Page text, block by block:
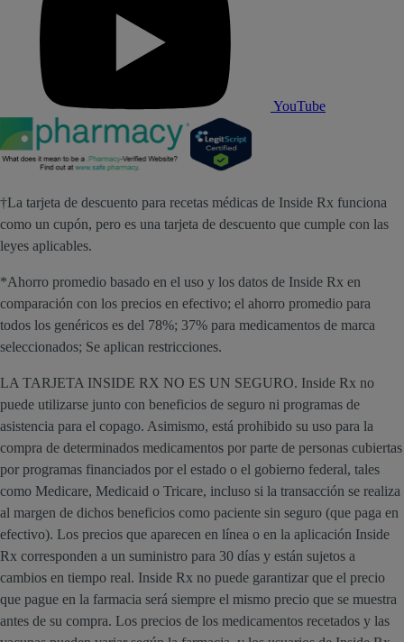
YouTube
†La tarjeta de descuento para recetas médicas de Inside Rx funciona
como un cupón, pero es una tarjeta de descuento que cumple con las
leyes aplicables.
*Ahorro promedio basado en el uso y los datos de Inside Rx en
comparación con los precios en efectivo; el ahorro promedio para
todos los genéricos es del 78%; 37% para medicamentos de marca
seleccionados; Se aplican restricciones.
LA TARJETA INSIDE RX NO ES UN SEGURO. Inside Rx no
puede utilizarse junto con beneficios de seguro ni programas de
asistencia para el copago. Asimismo, está prohibido su uso para la
compra de determinados medicamentos por parte de personas cubiertas
por programas financiados por el estado o el gobierno federal, tales
como Medicare, Medicaid o Tricare, incluso si la transacción se realiza
al margen de dichos beneficios como paciente sin seguro (que paga en
efectivo). Los precios que aparecen en línea o en la aplicación Inside
Rx corresponden a un suministro para 30 días y están sujetos a
cambios en tiempo real. Inside Rx no puede garantizar que el precio
que pague en la farmacia será siempre el mismo precio que se muestra
antes de su compra. Los precios de los medicamentos recetados y las